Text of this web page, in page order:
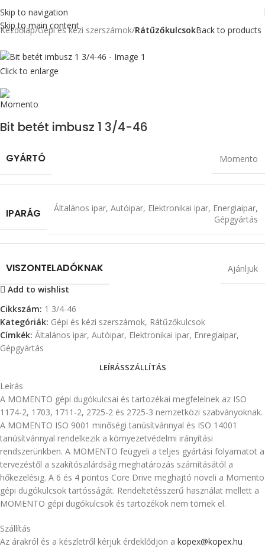
Skip to navigation
Skip to main content
Kezdőlap Gépi és kézi szerszámok RátűzőkulcsokBack to products
Click to enlarge
Bit betét imbusz 1 3/4-46
GYÁRTÓ Momento
IPARÁG Általános ipar, Autóipar, Elektronikai ipar, Energiaipar,
Gépgyártás
VISZONTELADÓKNAK
Ajánljuk
Add to wishlist
Cikkszám: 1 3/4-46
Kategóriák: Gépi és kézi szerszámok, Rátűzőkulcsok
Címkék: Általános ipar, Autóipar, Elektronikai ipar, Enregiaipar,
Gépgyártás
LEÍRÁSSZÁLLÍTÁS
Leírás
A MOMENTO gépi dugókulcsai és tartozékai megfelelnek az ISO
1174-2, 1703, 1711-2, 2725-2 és 2725-3 nemzetközi szabványoknak.
A MOMENTO ISO 9001 minőségi tanúsítvánnyal és ISO 14001
tanúsítvánnyal rendelkezik a környezetvédelmi irányítási
rendszerünkben. A MOMENTO feügyeli a teljes gyártási folyamatot a
tervezéstől a szakítószilárdság meghatározás számításától a
hőkezelésig. A 6 és 4 pontos Core Drive meghajtó növeli a Momento
gépi dugókulcsok tartósságát. Rendeltetésszerű használat mellett a
MOMENTO gépi dugókulcsok és tartozékok nem törnek el.
Szállítás
Az árakról és a készletről kérjük érdeklődjön a kopex@kopex.hu